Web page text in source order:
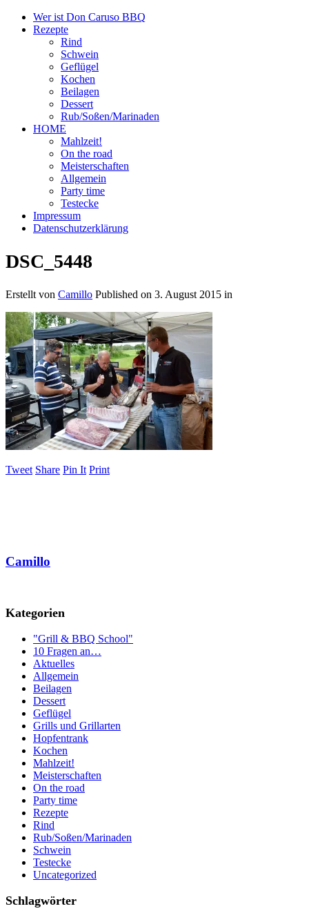
Wer ist Don Caruso BBQ
Rezepte
Rind
Schwein
Geflügel
Kochen
Beilagen
Dessert
Rub/Soßen/Marinaden
HOME
Mahlzeit!
On the road
Meisterschaften
Allgemein
Party time
Testecke
Impressum
Datenschutzerklärung
DSC_5448
Erstellt von Camillo Published on 3. August 2015 in
Tweet Share Pin It Print
Camillo
Kategorien
"Grill & BBQ School"
10 Fragen an…
Aktuelles
Allgemein
Beilagen
Dessert
Geflügel
Grills und Grillarten
Hopfentrank
Kochen
Mahlzeit!
Meisterschaften
On the road
Party time
Rezepte
Rind
Rub/Soßen/Marinaden
Schwein
Testecke
Uncategorized
Schlagwörter